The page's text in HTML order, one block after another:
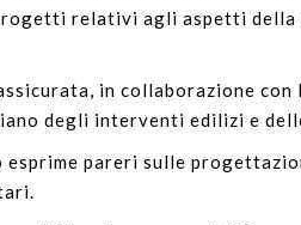
relativi agli aspetti della
in collaborazione
degli interventi edilizi e
pareri sulle